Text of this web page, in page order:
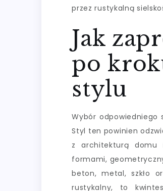
przez rustykalną
Jak
po
stylu
Wybór
Styl ten powinien
z architekturą domu
formami,
beton, metal, szkło
rustykalny, to